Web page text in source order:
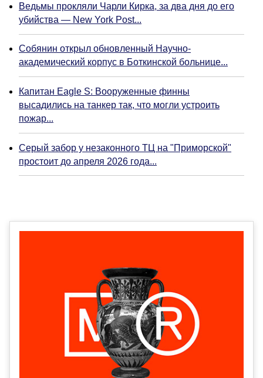
Ведьмы прокляли Чарли Кирка, за два дня до его
убийства — New York Post...
Собянин открыл обновленный Научно-
академический корпус в Боткинской больнице...
Капитан Eagle S: Вооруженные финны
высадились на танкер так, что могли устроить
пожар...
Серый забор у незаконного ТЦ на "Приморской"
простоит до апреля 2026 года...